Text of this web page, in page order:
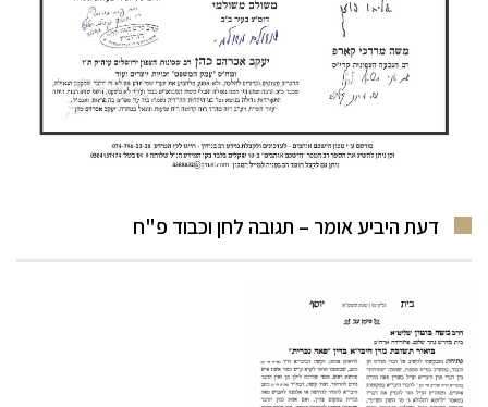
דעת היביע אומר – תגובה לחן וכבוד פ"ח